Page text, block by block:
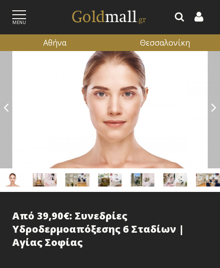
MENU
Αθήνα Θεσσαλονίκη
Από 39,90€: Συνεδρίες
Υδροδερμοαπόξεσης 6 Σταδίων |
Αγίας Σοφίας